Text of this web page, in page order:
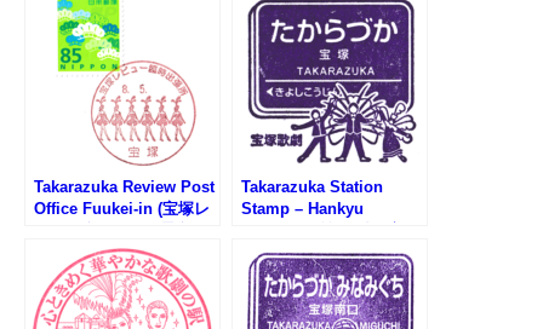
Takarazuka Review Post
Office Fuukei-in (宝塚レ
Takarazuka Station
Stamp – Hankyu
駅のスタンプ)